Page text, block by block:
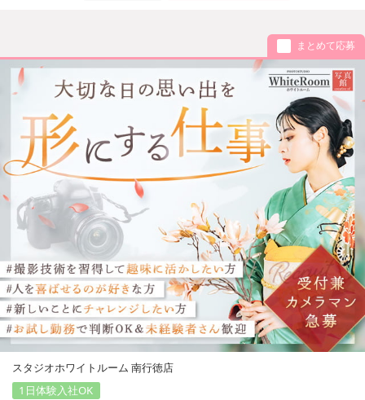
まとめて応募
スタジオホワイトルーム 南行徳店
1日体験入社OK